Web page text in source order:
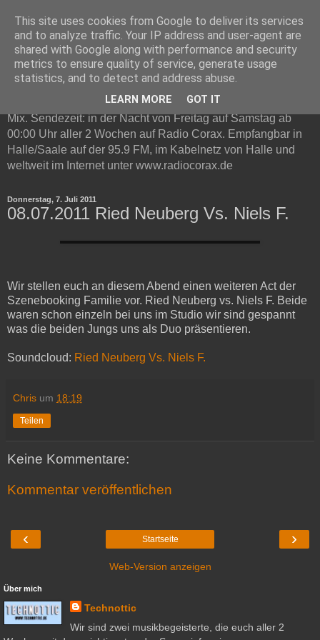
Technottic auf Radio Corax
Technottic ist eine Radioshow auf Radio Corax. Im
Mittelpunkt steht elektronische Musik. Neben Infos und
Neuvorstellungen gibt es in jeder Live-Sendung ein Gast DJ
Mix. Sendezeit: in der Nacht von Freitag auf Samstag ab
00:00 Uhr aller 2 Wochen auf Radio Corax. Empfangbar in
Halle/Saale auf der 95.9 FM, im Kabelnetz von Halle und
weltweit im Internet unter www.radiocorax.de
Donnerstag, 7. Juli 2011
08.07.2011 Ried Neuberg Vs. Niels F.
Wir stellen euch an diesem Abend einen weiteren Act der
Szenebooking Familie vor. Ried Neuberg vs. Niels F. Beide
waren schon einzeln bei uns im Studio wir sind gespannt
was die beiden Jungs uns als Duo präsentieren.
Soundcloud: Ried Neuberg Vs. Niels F.
Chris um 18:19
Teilen
Keine Kommentare:
Kommentar veröffentlichen
‹ ›
Startseite
Web-Version anzeigen
Über mich
Technottic
Wir sind zwei musikbegeisterte, die euch aller 2
This site uses cookies from Google to deliver its services
and to analyze traffic. Your IP address and user-agent are
shared with Google along with performance and security
metrics to ensure quality of service, generate usage
statistics, and to detect and address abuse.
LEARN MORE GOT IT